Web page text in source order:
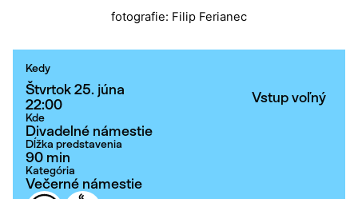
fotografie: Filip Ferianec
Kedy
Štvrtok 25. júna
22:00
Vstup voľný
Kde
Divadelné námestie
Dĺžka predstavenia
90 min
Kategória
Večerné námestie